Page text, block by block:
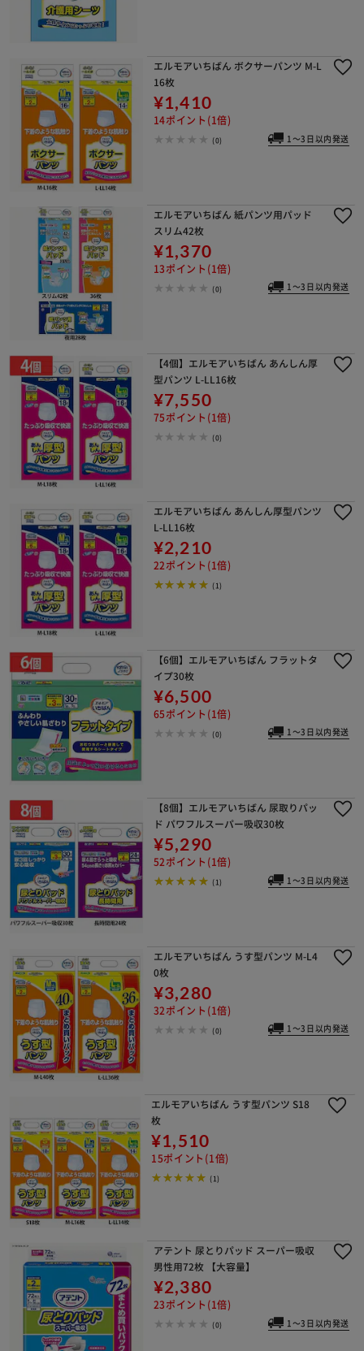
エルモアいちばん ボクサーパンツ M-L
16枚
¥1,410
14ポイント(1倍)
(0) 1～3日以内発送
エルモアいちばん 紙パンツ用パッド
スリム42枚
¥1,370
13ポイント(1倍)
(0) 1～3日以内発送
【4個】エルモアいちばん あんしん厚
型パンツ L-LL16枚
¥7,550
75ポイント(1倍)
(0)
エルモアいちばん あんしん厚型パンツ
L-LL16枚
¥2,210
22ポイント(1倍)
(1)
【6個】エルモアいちばん フラットタ
イプ30枚
¥6,500
65ポイント(1倍)
(0) 1～3日以内発送
【8個】エルモアいちばん 尿取りパッ
ド パワフルスーパー吸収30枚
¥5,290
52ポイント(1倍)
(1) 1～3日以内発送
エルモアいちばん うす型パンツ M-L4
0枚
¥3,280
32ポイント(1倍)
(0) 1～3日以内発送
エルモアいちばん うす型パンツ S18
枚
¥1,510
15ポイント(1倍)
(1)
アテント 尿とりパッド スーパー吸収
男性用72枚 【大容量】
¥2,380
23ポイント(1倍)
(0) 1～3日以内発送